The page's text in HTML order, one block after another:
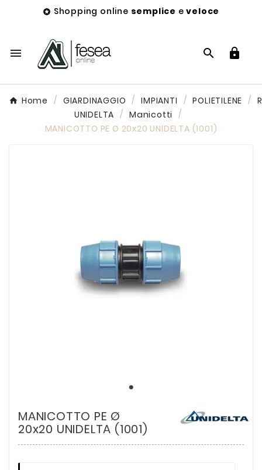
 Shopping online semplice eveloce
  
Home GIARDINAGGIO IMPIANTI POLIETILENE
UNIDELTA
Manicotti
MANICOTTO PE Ø 20x20 UNIDELTA (1001)
MANICOTTO PE Ø
20x20 UNIDELTA (1001)